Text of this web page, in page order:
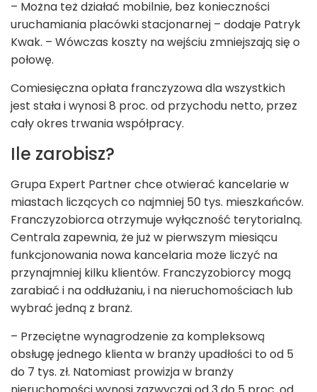
– Można też działać mobilnie, bez konieczności
uruchamiania placówki stacjonarnej – dodaje Patryk
Kwak. – Wówczas koszty na wejściu zmniejszają się o
połowę.
Comiesięczna opłata franczyzowa dla wszystkich
jest stała i wynosi 8 proc. od przychodu netto, przez
cały okres trwania współpracy.
Ile zarobisz?
Grupa Expert Partner chce otwierać kancelarie w
miastach liczących co najmniej 50 tys. mieszkańców.
Franczyzobiorca otrzymuje wyłączność terytorialną.
Centrala zapewnia, że już w pierwszym miesiącu
funkcjonowania nowa kancelaria może liczyć na
przynajmniej kilku klientów. Franczyzobiorcy mogą
zarabiać i na oddłużaniu, i na nieruchomościach lub
wybrać jedną z branż.
– Przeciętne wynagrodzenie za kompleksową
obsługę jednego klienta w branży upadłości to od 5
do 7 tys. zł. Natomiast prowizja w branży